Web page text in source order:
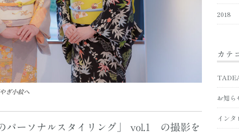
ぎ小紋へ
パーソナルスタイリング」 vol.1 の撮影を
2018
カテ
お知ら
インタ